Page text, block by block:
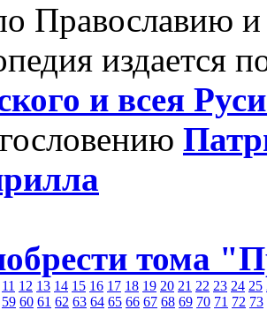
Православию
издается
и всея
тома
11 12 13 14 15 16 17 18 19 20 21 22 23 24 25
59 60 61 62 63 64 65 66 67 68 69 70 71 72 73